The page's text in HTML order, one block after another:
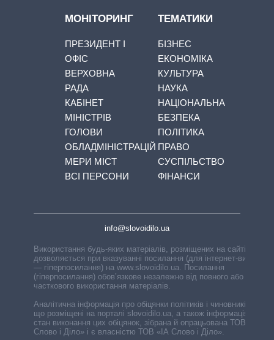
МОНІТОРИНГ
ПРЕЗИДЕНТ І
ОФІС
ВЕРХОВНА
РАДА
КАБІНЕТ
МІНІСТРІВ
ГОЛОВИ
ОБЛАДМІНІСТРАЦІЙ
МЕРИ МІСТ
ВСІ ПЕРСОНИ
ТЕМАТИКИ
БІЗНЕС
ЕКОНОМІКА
КУЛЬТУРА
НАУКА
НАЦІОНАЛЬНА
БЕЗПЕКА
ПОЛІТИКА
ПРАВО
СУСПІЛЬСТВО
ФІНАНСИ
info@slovoidilo.ua
Використання будь-яких матеріалів, розміщених на сайті,
дозволяється при вказуванні посилання (для інтернет-видань
— гіперпосилання) на www.slovoidilo.ua. Посилання
(гіперпосилання) обов’язкове незалежно від повного або
часткового використання матеріалів.
Аналітична інформація про обіцянки політиків і чиновників,
що розміщені на порталі slovoidilo.ua, а також інформація про
стан виконання цих обіцянок, зібрана й опрацьована ТОВ «ІА
Слово і Діло» і є власністю ТОВ «ІА Слово і Діло».